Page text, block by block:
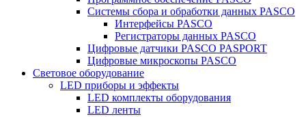
Системы сбора и обработки данных PASCO
Интерфейсы PASCO
Регистраторы данных PASCO
Цифровые датчики PASCO PASPORT
Цифровые микроскопы PASCO
Световое оборудование
LED приборы и эффекты
LED комплекты оборудования
LED ленты